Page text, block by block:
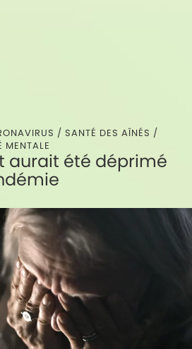
/ SANTÉ DES AÎNÉS /
MENTALE
aurait été déprimé